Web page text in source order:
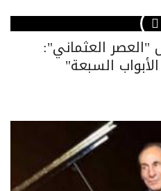
العثماني":
السبعة"